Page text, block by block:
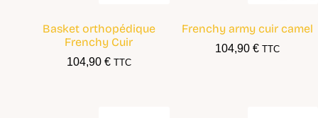
Basket orthopédique
Frenchy Cuir
104,90 € TTC
Frenchy army cuir camel
104,90€ TTC